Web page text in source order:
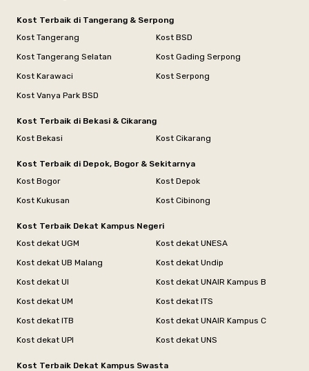
Kost Terbaik di Tangerang & Serpong
Kost Tangerang
Kost BSD
Kost Tangerang Selatan
Kost Gading Serpong
Kost Karawaci
Kost Serpong
Kost Vanya Park BSD
Kost Terbaik di Bekasi & Cikarang
Kost Bekasi
Kost Cikarang
Kost Terbaik di Depok, Bogor & Sekitarnya
Kost Bogor
Kost Depok
Kost Kukusan
Kost Cibinong
Kost Terbaik Dekat Kampus Negeri
Kost dekat UGM
Kost dekat UNESA
Kost dekat UB Malang
Kost dekat Undip
Kost dekat UI
Kost dekat UNAIR Kampus B
Kost dekat UM
Kost dekat ITS
Kost dekat ITB
Kost dekat UNAIR Kampus C
Kost dekat UPI
Kost dekat UNS
Kost Terbaik Dekat Kampus Swasta